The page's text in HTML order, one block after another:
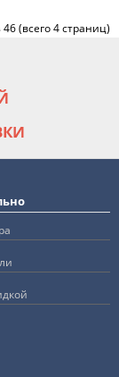
(всего 4 страниц)